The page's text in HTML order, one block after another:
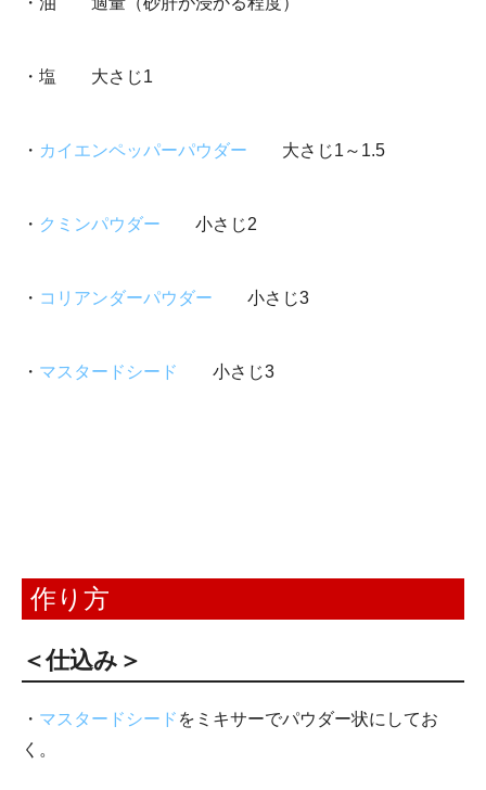
・塩 大さじ1
・ カイエンペッパーパウダー 大さじ1～1.5
・ クミンパウダー 小さじ2
・ コリアンダーパウダー 小さじ3
・ マスタードシード 小さじ3
作り方
＜仕込み＞
・ マスタードシード をミキサーでパウダー状にしてお
く。